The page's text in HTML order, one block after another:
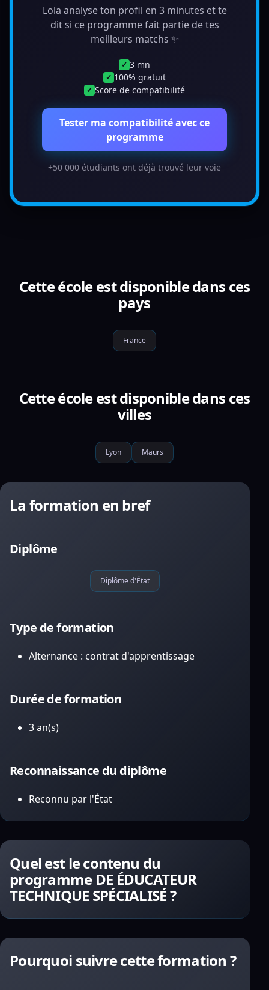
Lola analyse ton profil en 3 minutes et te
dit si ce programme fait partie de tes
meilleurs matchs ✨
✓ 3 mn
✓ 100% gratuit
✓ Score de compatibilité
Tester ma compatibilité avec ce
programme
+50 000 étudiants ont déjà trouvé leur voie
Cette école est disponible dans ces
pays
France
Cette école est disponible dans ces
villes
Lyon Maurs
La formation en bref
Diplôme
Diplôme d'État
Type de formation
Alternance : contrat d'apprentissage
Durée de formation
3 an(s)
Reconnaissance du diplôme
Reconnu par l'État
Quel est le contenu du
programme DE ÉDUCATEUR
TECHNIQUE SPÉCIALISÉ ?
Pourquoi suivre cette formation ?